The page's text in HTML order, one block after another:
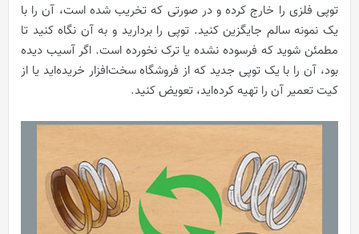
توپی فلزی را خارج کرده و در صورتی که تخریب شده است، آن را با
یک نمونه سالم جایگزین کنید. توپی را بردارید و به آن نگاه کنید تا
مطمئن شوید که فرسوده نشده یا ترک نخورده است. اگر آسیب دیده
بود، آن را با یک توپی جدید که از فروشگاه سخت‌افزار خریده‌اید یا از
کیت تعمیر آن را تهیه کرده‌اید، تعویض کنید.